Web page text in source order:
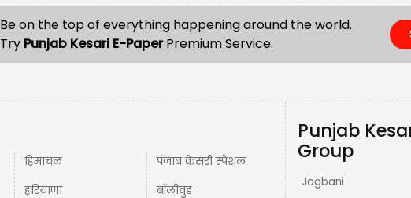
Be on the top of everything happening around the world.
Try Punjab Kesari E-PaperPremium Service.
हिमाचल
हरियाणा
पंजाब केसरी स्पेशल
बॉलीवुड
Punjab
Group
Jagbani